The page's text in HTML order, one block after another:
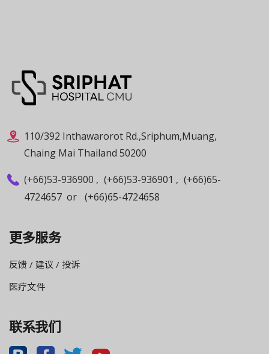
110/392 Inthawarorot Rd.,Sriphum,Muang,
Chaing Mai Thailand 50200
(+66)53-936900 , (+66)53-936901 , (+66)65-
4724657 or (+66)65-4724658
更多服务
反馈 / 建议 / 投诉
医疗文件
联系我们